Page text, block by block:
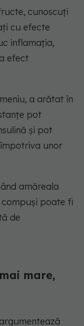
cunoscuți
cu efecte
inflamația,
efect
a arătat în
pot
și pot
unor
amăreala
poate fi
de
mare,